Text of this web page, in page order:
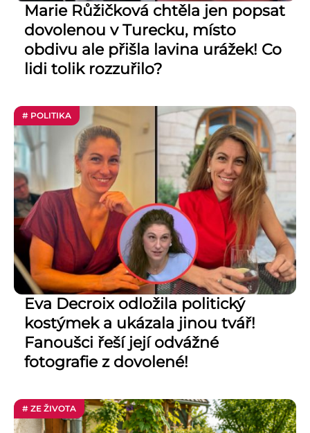
Marie Růžičková chtěla jen popsat
dovolenou v Turecku, místo
obdivu ale přišla lavina urážek! Co
lidi tolik rozzuřilo?
# POLITIKA
Eva Decroix odložila politický
kostýmek a ukázala jinou tvář!
Fanoušci řeší její odvážné
fotografie z dovolené!
# ZE ŽIVOTA